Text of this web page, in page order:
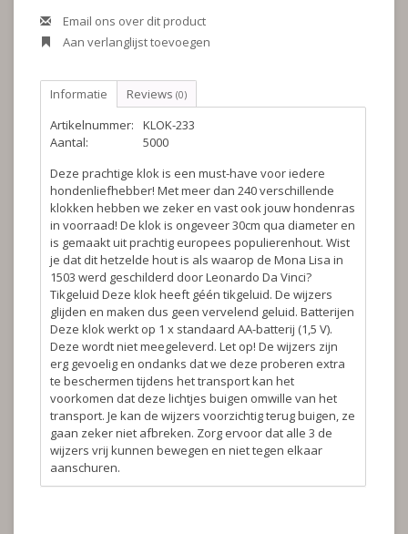
Email ons over dit product
Aan verlanglijst toevoegen
Informatie Reviews (0)
Artikelnummer:
KLOK-233
Aantal:
5000
Deze prachtige klok is een must-have voor iedere
hondenliefhebber! Met meer dan 240 verschillende
klokken hebben we zeker en vast ook jouw hondenras
in voorraad! De klok is ongeveer 30cm qua diameter en
is gemaakt uit prachtig europees populierenhout. Wist
je dat dit hetzelde hout is als waarop de Mona Lisa in
1503 werd geschilderd door Leonardo Da Vinci?
Tikgeluid Deze klok heeft géén tikgeluid. De wijzers
glijden en maken dus geen vervelend geluid. Batterijen
Deze klok werkt op 1 x standaard AA-batterij (1,5 V).
Deze wordt niet meegeleverd. Let op! De wijzers zijn
erg gevoelig en ondanks dat we deze proberen extra
te beschermen tijdens het transport kan het
voorkomen dat deze lichtjes buigen omwille van het
transport. Je kan de wijzers voorzichtig terug buigen, ze
gaan zeker niet afbreken. Zorg ervoor dat alle 3 de
wijzers vrij kunnen bewegen en niet tegen elkaar
aanschuren.